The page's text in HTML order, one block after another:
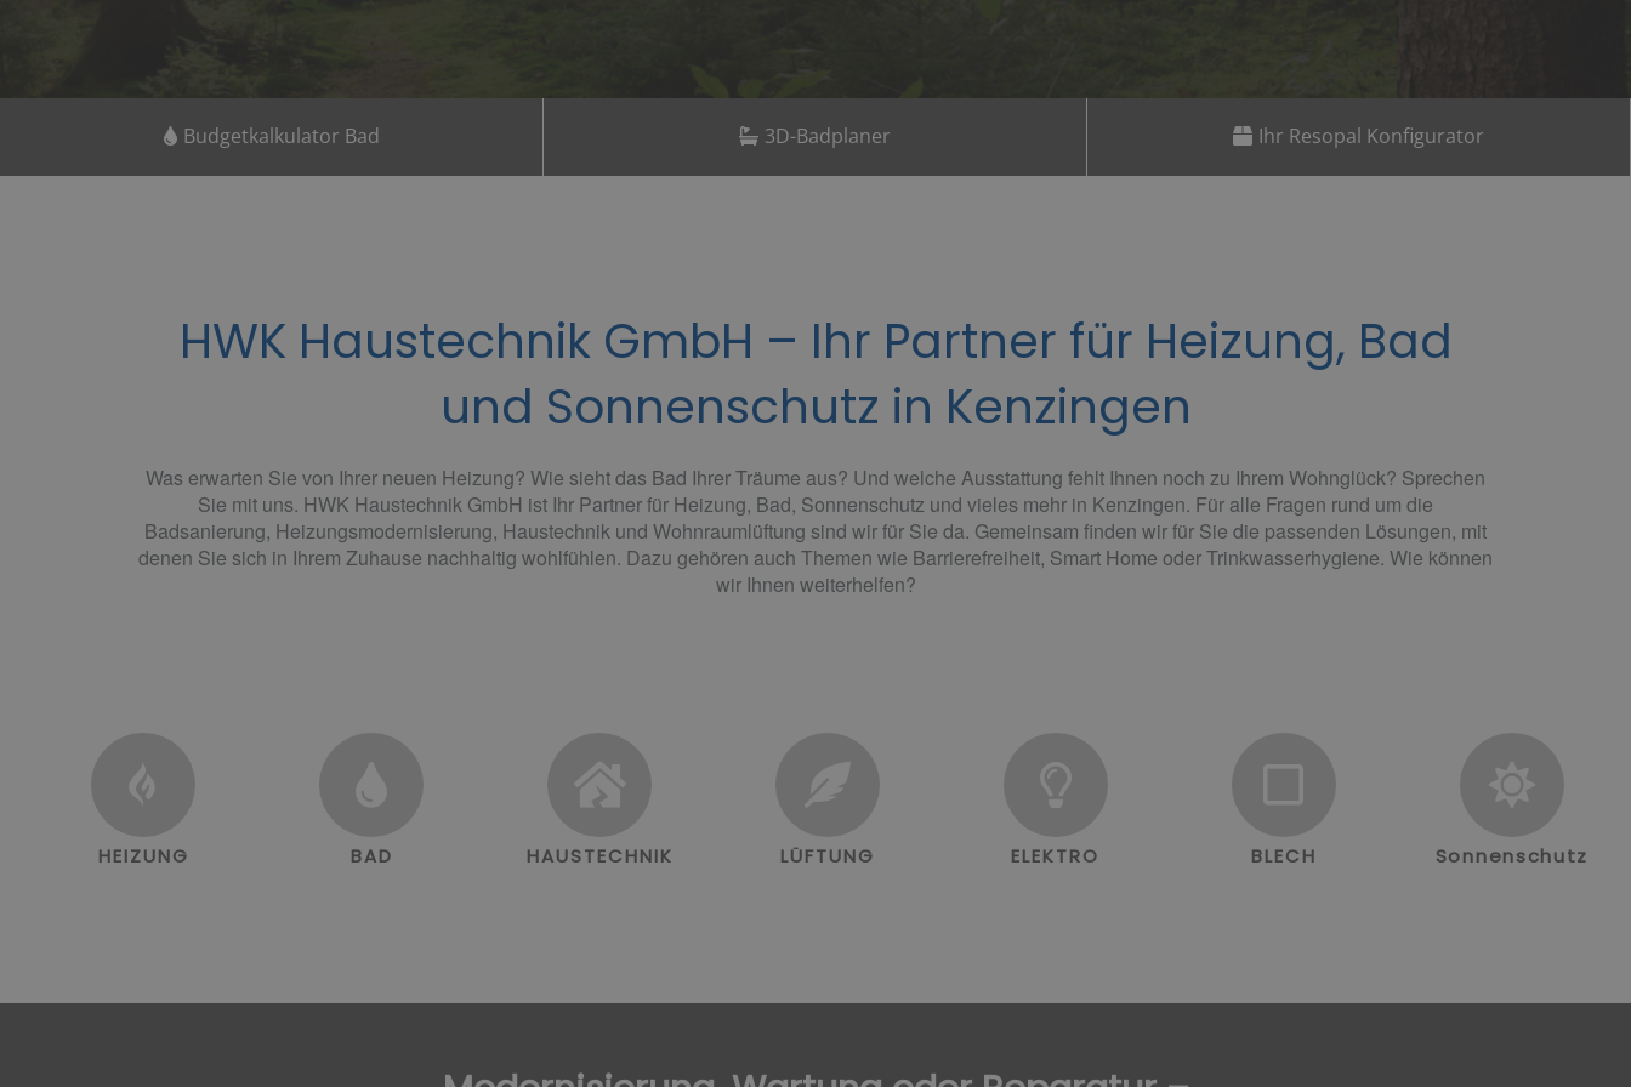
Budgetkalkulator Bad 3D-Badplaner Ihr Resopal Konfigurator
HWK Haustechnik GmbH – Ihr Partner für Heizung, Bad
und Sonnenschutz in Kenzingen
Was erwarten Sie von Ihrer neuen Heizung? Wie sieht das Bad Ihrer Träume aus? Und welche Ausstattung fehlt Ihnen noch zu Ihrem Wohnglück? Sprechen
Sie mit uns. HWK Haustechnik GmbH ist Ihr Partner für Heizung, Bad, Sonnenschutz und vieles mehr in Kenzingen. Für alle Fragen rund um die
Badsanierung, Heizungsmodernisierung, Haustechnik und Wohnraumlüftung sind wir für Sie da. Gemeinsam finden wir für Sie die passenden Lösungen, mit
denen Sie sich in Ihrem Zuhause nachhaltig wohlfühlen. Dazu gehören auch Themen wie Barrierefreiheit, Smart Home oder Trinkwasserhygiene. Wie können
wir Ihnen weiterhelfen?
HEIZUNG BAD HAUSTECHNIK LÜFTUNG ELEKTRO BLECH Sonnenschutz